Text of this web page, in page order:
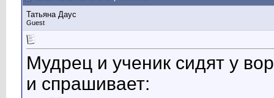
Татьяна Даус
Guest
Мудрец и ученик сидят у
и спрашивает: